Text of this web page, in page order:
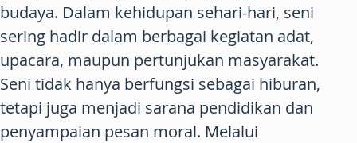
budaya. Dalam kehidupan sehari-hari, seni
sering hadir dalam berbagai kegiatan adat,
upacara, maupun pertunjukan masyarakat.
Seni tidak hanya berfungsi sebagai hiburan,
tetapi juga menjadi sarana pendidikan dan
penyampaian pesan moral. Melalui